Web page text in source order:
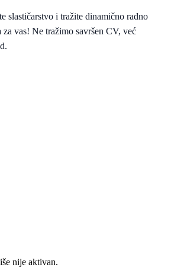
slastičarstvo i tražite dinamično radno
vas! Ne tražimo savršen CV, već
nije aktivan.